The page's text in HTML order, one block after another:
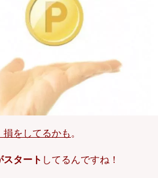
損をしてるかも 。
タート してるんですね！